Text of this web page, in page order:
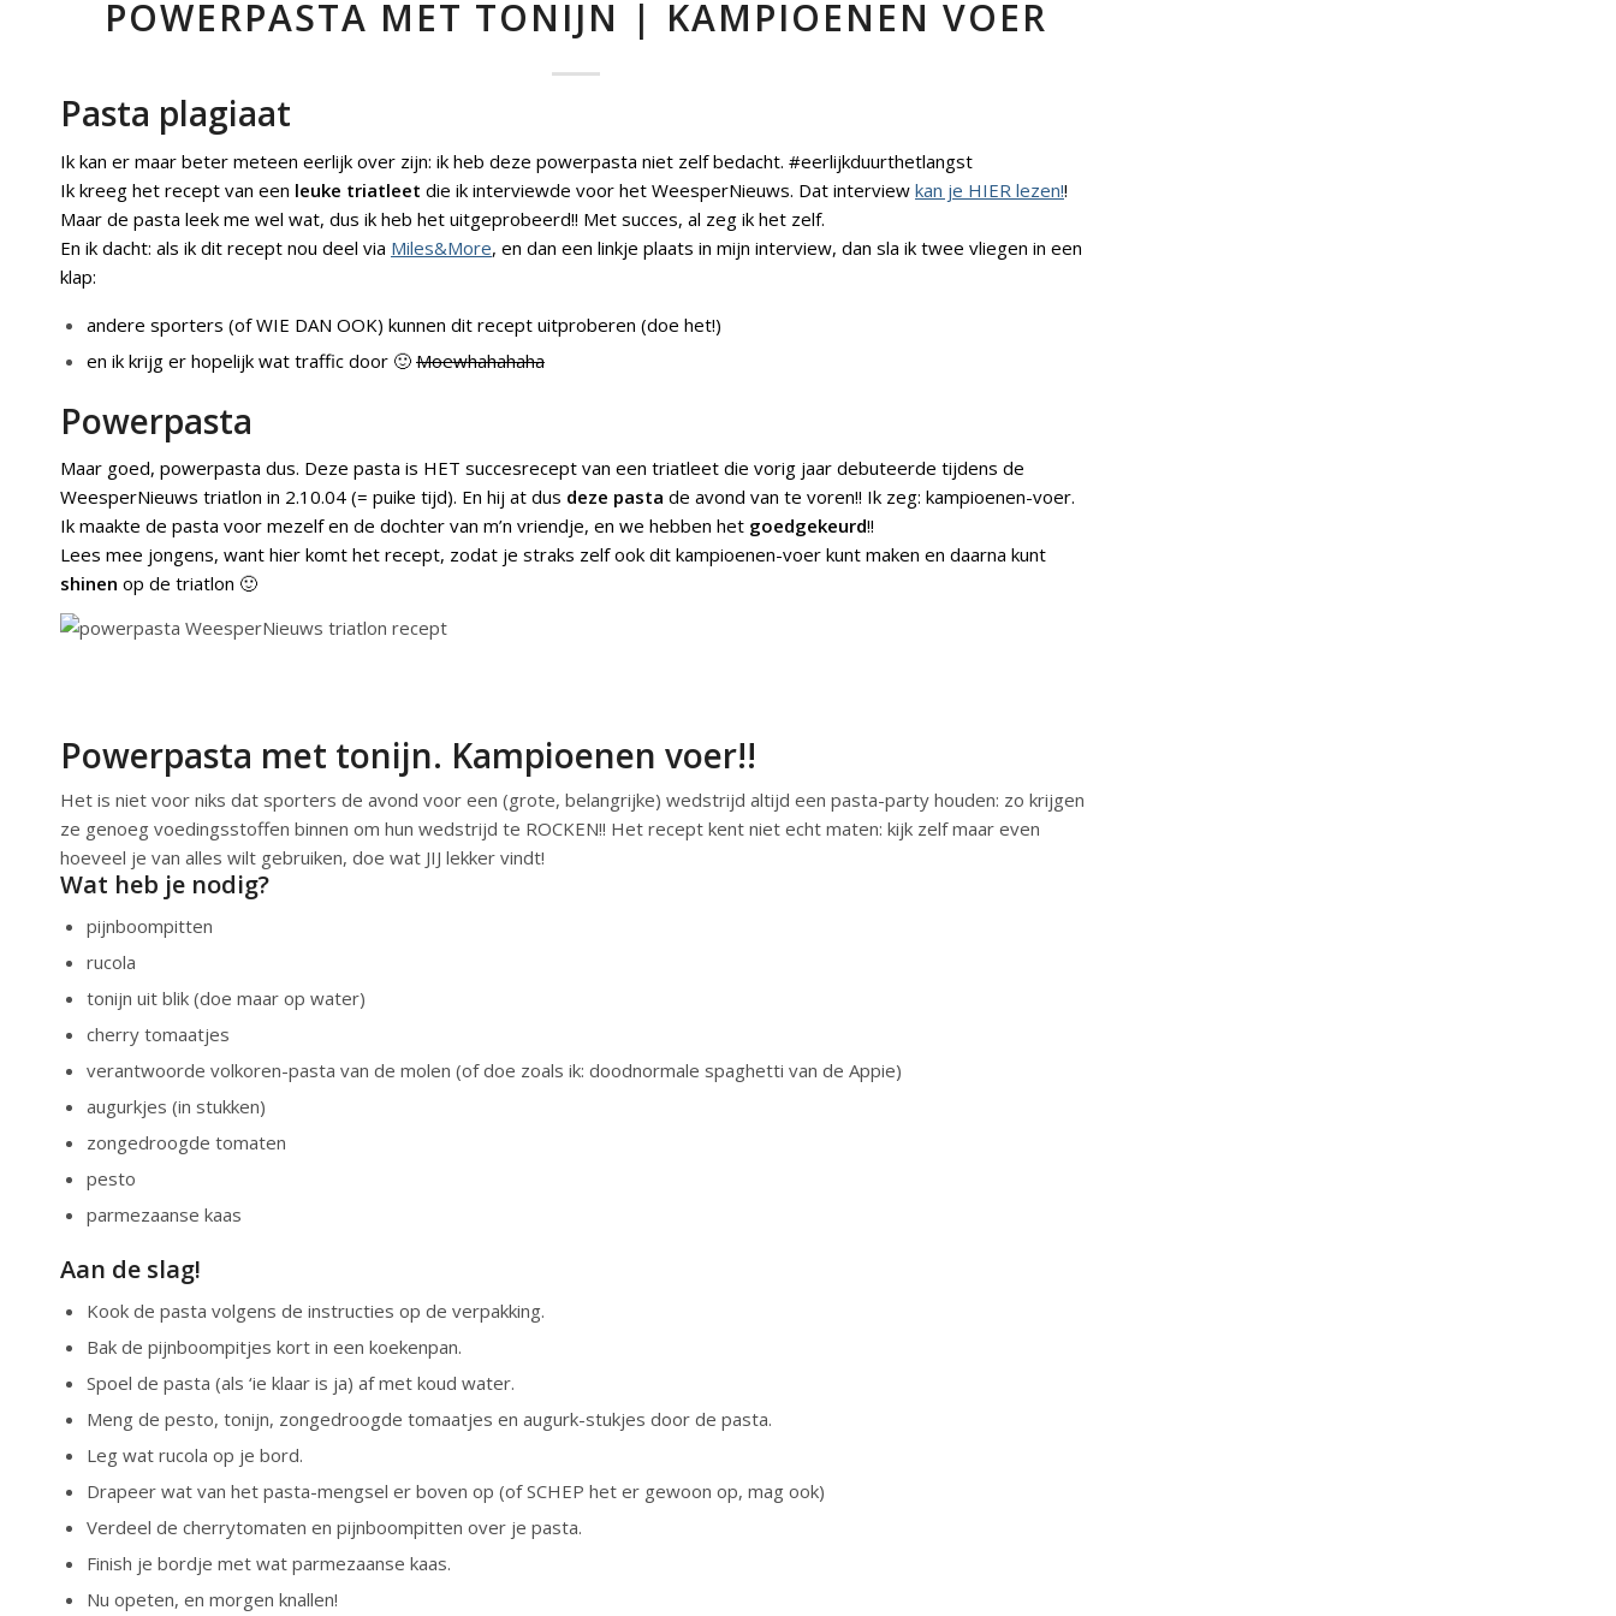
POWERPASTA MET TONIJN | KAMPIOENEN VOER
Pasta plagiaat
Ik kan er maar beter meteen eerlijk over zijn: ik heb deze powerpasta niet zelf bedacht. #eerlijkduurthetlangst
Ik kreeg het recept van een leuke triatleet die ik interviewde voor het WeesperNieuws. Dat interview kan je HIER lezen!!
Maar de pasta leek me wel wat, dus ik heb het uitgeprobeerd!! Met succes, al zeg ik het zelf.
En ik dacht: als ik dit recept nou deel via Miles&More, en dan een linkje plaats in mijn interview, dan sla ik twee vliegen in een
klap:
andere sporters (of WIE DAN OOK) kunnen dit recept uitproberen (doe het!)
en ik krijg er hopelijk wat traffic door 🙂 Moewhahahaha
Powerpasta
Maar goed, powerpasta dus. Deze pasta is HET succesrecept van een triatleet die vorig jaar debuteerde tijdens de
WeesperNieuws triatlon in 2.10.04 (= puike tijd). En hij at dus deze pasta de avond van te voren!! Ik zeg: kampioenen-voer.
Ik maakte de pasta voor mezelf en de dochter van m’n vriendje, en we hebben het goedgekeurd!!
Lees mee jongens, want hier komt het recept, zodat je straks zelf ook dit kampioenen-voer kunt maken en daarna kunt
shinen op de triatlon 🙂
Powerpasta met tonijn. Kampioenen voer!!
Het is niet voor niks dat sporters de avond voor een (grote, belangrijke) wedstrijd altijd een pasta-party houden: zo krijgen
ze genoeg voedingsstoffen binnen om hun wedstrijd te ROCKEN!! Het recept kent niet echt maten: kijk zelf maar even
hoeveel je van alles wilt gebruiken, doe wat JIJ lekker vindt!
Wat heb je nodig?
pijnboompitten
rucola
tonijn uit blik (doe maar op water)
cherry tomaatjes
verantwoorde volkoren-pasta van de molen (of doe zoals ik: doodnormale spaghetti van de Appie)
augurkjes (in stukken)
zongedroogde tomaten
pesto
parmezaanse kaas
Aan de slag!
Kook de pasta volgens de instructies op de verpakking.
Bak de pijnboompitjes kort in een koekenpan.
Spoel de pasta (als ‘ie klaar is ja) af met koud water.
Meng de pesto, tonijn, zongedroogde tomaatjes en augurk-stukjes door de pasta.
Leg wat rucola op je bord.
Drapeer wat van het pasta-mengsel er boven op (of SCHEP het er gewoon op, mag ook)
Verdeel de cherrytomaten en pijnboompitten over je pasta.
Finish je bordje met wat parmezaanse kaas.
Nu opeten, en morgen knallen!